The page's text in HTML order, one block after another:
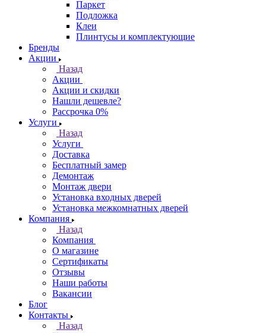
Паркет
Подложка
Клеи
Плинтусы и комплектующие
Бренды
Акции
Назад
Акции
Акции и скидки
Нашли дешевле?
Рассрочка 0%
Услуги
Назад
Услуги
Доставка
Бесплатный замер
Демонтаж
Монтаж двери
Установка входных дверей
Установка межкомнатных дверей
Компания
Назад
Компания
О магазине
Сертификаты
Отзывы
Наши работы
Вакансии
Блог
Контакты
Назад